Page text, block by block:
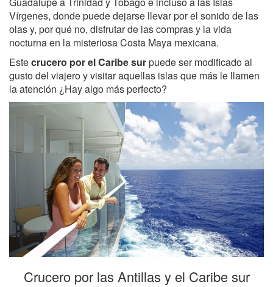
Vírgenes, donde puede dejarse llevar por el sonido de las
olas y, por qué no, disfrutar de las compras y la vida
nocturna en la misteriosa Costa Maya mexicana.
Estecrucero por el Caribe surpuede ser modificado al
gusto del viajero y visitar aquellas islas que más le llamen
la atención ¿Hay algo más perfecto?
Crucero por las Antillas y el Caribe sur